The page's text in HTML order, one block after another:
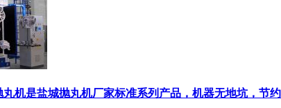
丸机是盐城抛丸机厂家标准系列产品，机器无地坑，节